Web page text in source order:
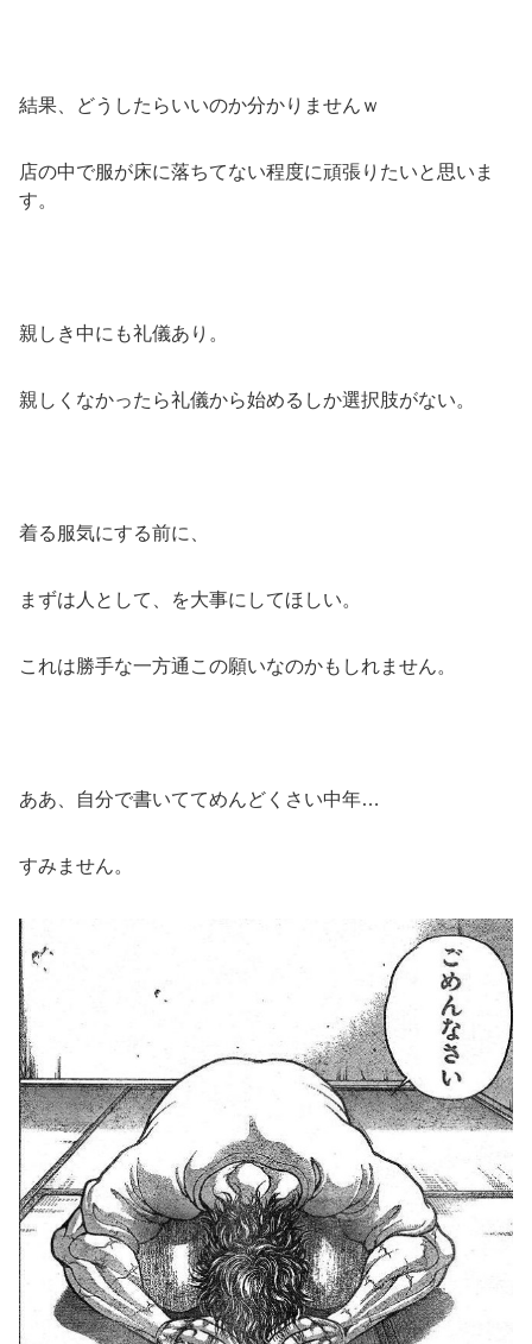
結果、どうしたらいいのか分かりませんｗ
店の中で服が床に落ちてない程度に頑張りたいと思いま
す。
親しき中にも礼儀あり。
親しくなかったら礼儀から始めるしか選択肢がない。
着る服気にする前に、
まずは人として、を大事にしてほしい。
これは勝手な一方通この願いなのかもしれません。
ああ、自分で書いててめんどくさい中年…
すみません。